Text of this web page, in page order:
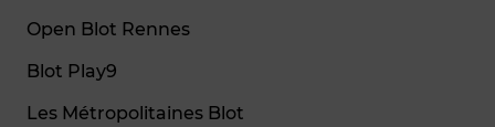
Open Blot Rennes
Blot Play9
Les Métropolitaines Blot